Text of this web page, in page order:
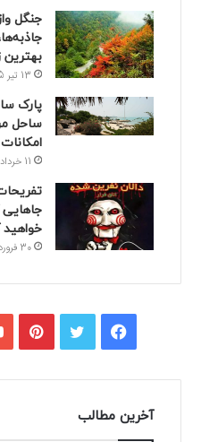
جنگل
بهترین
13 تیر 1405
پارک
ساحل
11 خرداد 1405
خواهید
30 فروردین 1405
فیسبوکتوییتر
آخرین مطالب